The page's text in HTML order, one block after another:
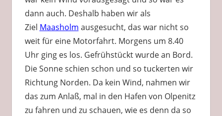
dann auch. Deshalb haben wir als
Ziel Maasholm ausgesucht, das war nicht so
weit für eine Motorfahrt. Morgens um 8.40
Uhr ging es los. Gefrühstückt wurde an Bord.
Die Sonne schien schon und so tuckerten wir
Richtung Norden. Da kein Wind, nahmen wir
das zum Anlaß, mal in den Hafen von Olpenitz
zu fahren und zu schauen, wie es denn da so